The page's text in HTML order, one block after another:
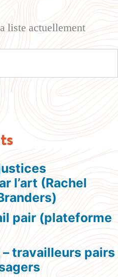
liste actuellement
l’art (Rachel
pair (plateforme
travailleurs pairs